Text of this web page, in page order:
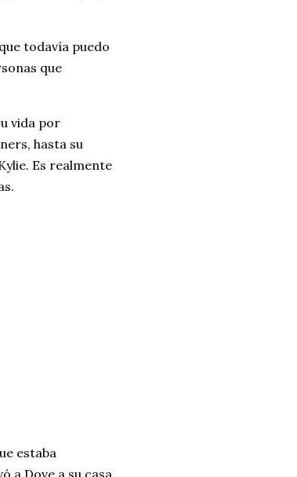
todavía puedo
que
vida por
hasta su
Es realmente
estaba
a Dove a su casa